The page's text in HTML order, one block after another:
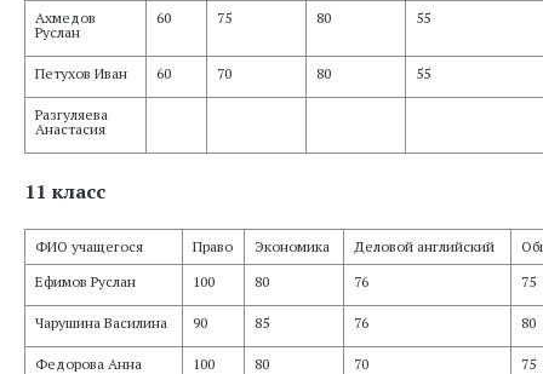
Ахмедов
Руслан
60 75 80 55
Петухов Иван 60 70 80 55
Разгуляева
Анастасия
11 класс
ФИО учащегося Право Экономика Деловой английский
Ефимов Руслан
100 80 76 75
Чарушина Василина 90 85 76 80
Федорова Анна 100 80 70 75